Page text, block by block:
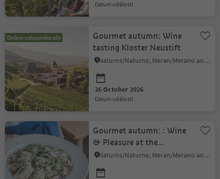
datum události
Online vstupenka zde
Gourmet autumn: Wine
tasting Kloster Neustift
Naturns/Naturno, Meran/Merano and environs
26 October 2026
datum události
Gourmet autumn: : Wine
& Pleasure at the
restaurant Weinberghof
Naturns/Naturno, Meran/Merano and environs